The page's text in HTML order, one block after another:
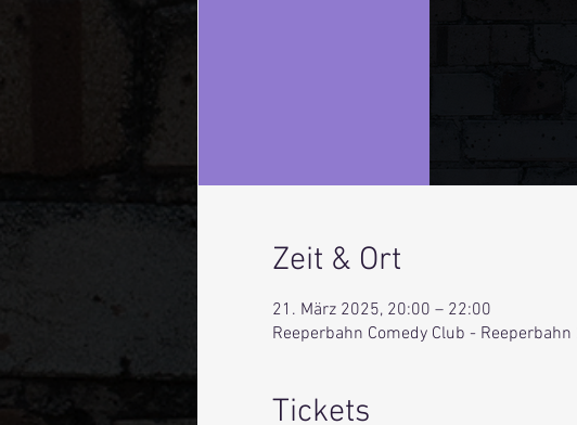
Zeit & Ort
21. März 2025, 20:00 – 22:00
Reeperbahn Comedy Club -
Tickets